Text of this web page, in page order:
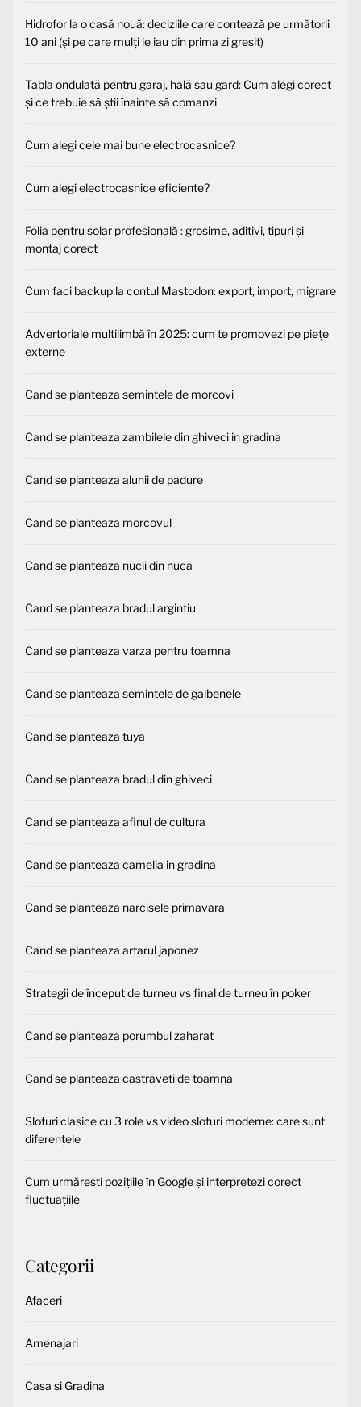
Hidrofor la o casă nouă: deciziile care contează pe următorii
10 ani (și pe care mulți le iau din prima zi greșit)
Tabla ondulată pentru garaj, hală sau gard: Cum alegi corect
și ce trebuie să știi înainte să comanzi
Cum alegi cele mai bune electrocasnice?
Cum alegi electrocasnice eficiente?
Folia pentru solar profesională : grosime, aditivi, tipuri și
montaj corect
Cum faci backup la contul Mastodon: export, import, migrare
Advertoriale multilimbă în 2025: cum te promovezi pe piețe
externe
Cand se planteaza semintele de morcovi
Cand se planteaza zambilele din ghiveci in gradina
Cand se planteaza alunii de padure
Cand se planteaza morcovul
Cand se planteaza nucii din nuca
Cand se planteaza bradul argintiu
Cand se planteaza varza pentru toamna
Cand se planteaza semintele de galbenele
Cand se planteaza tuya
Cand se planteaza bradul din ghiveci
Cand se planteaza afinul de cultura
Cand se planteaza camelia in gradina
Cand se planteaza narcisele primavara
Cand se planteaza artarul japonez
Strategii de început de turneu vs final de turneu în poker
Cand se planteaza porumbul zaharat
Cand se planteaza castraveti de toamna
Sloturi clasice cu 3 role vs video sloturi moderne: care sunt
diferențele
Cum urmărești pozițiile în Google și interpretezi corect
fluctuațiile
Categorii
Afaceri
Amenajari
Casa si Gradina